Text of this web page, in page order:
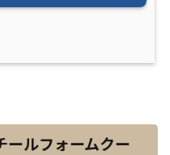
ールフォームクー